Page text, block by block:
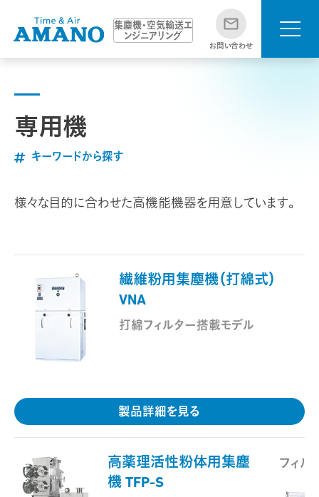
集塵機・空気輸送エ
ンジニアリング
お問い合わせ
専用機
キーワードから探す
様々な目的に合わせた高機能機器を用意しています。
繊維粉用集塵機（打綿式）
VNA
打綿フィルター搭載モデル
製品詳細を見る
高薬理活性粉体用集塵
機 TFP-S
フィル